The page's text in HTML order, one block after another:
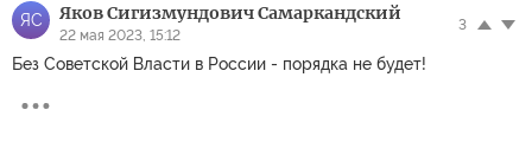
ЯС Яков Сигизмундович Самаркандский
22 мая 2023, 15:12
3
Без Советской Власти в России - порядка не будет!